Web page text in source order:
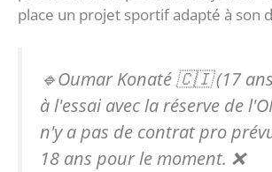
place un projet sportif adapté à son
🔹Oumar Konaté 🇨🇮 (17
à l'essai avec la réserve de
n'y a pas de contrat pro
18 ans pour le moment. ❌